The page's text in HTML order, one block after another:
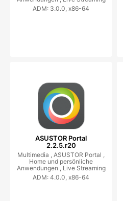
ADM: 3.0.0, x86-64
ASUSTOR Portal
2.2.5.r20
Multimedia , ASUSTOR Portal ,
Home und persönliche
Anwendungen , Live Streaming
ADM: 4.0.0, x86-64